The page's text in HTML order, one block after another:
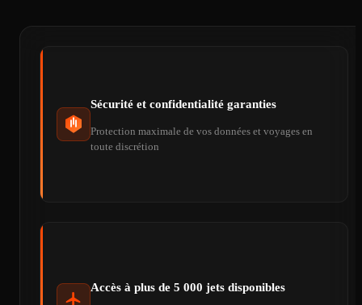
Sécurité et confidentialité garanties
Protection maximale de vos données et voyages en
toute discrétion
Accès à plus de 5 000 jets disponibles